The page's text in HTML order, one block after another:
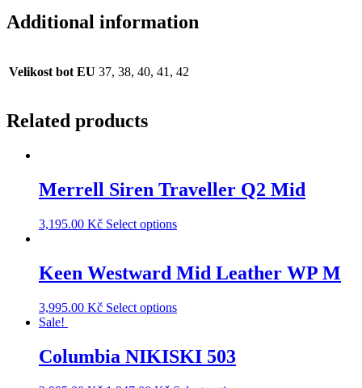
Additional information
Velikost bot EU 37, 38, 40, 41, 42
Related products
Merrell Siren Traveller Q2 Mid
3,195.00 Kč Select options
Keen Westward Mid Leather WP M
3,995.00 Kč Select options
Sale!
Columbia NIKISKI 503